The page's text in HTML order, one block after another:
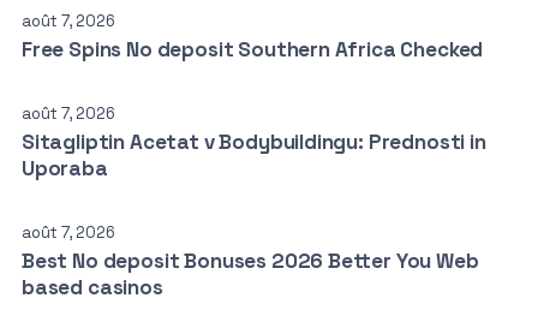
août 7, 2026
Free Spins No deposit Southern Africa Checked
août 7, 2026
Sitagliptin Acetat v Bodybuildingu: Prednosti in
Uporaba
août 7, 2026
Best No deposit Bonuses 2026 Better You Web
based casinos